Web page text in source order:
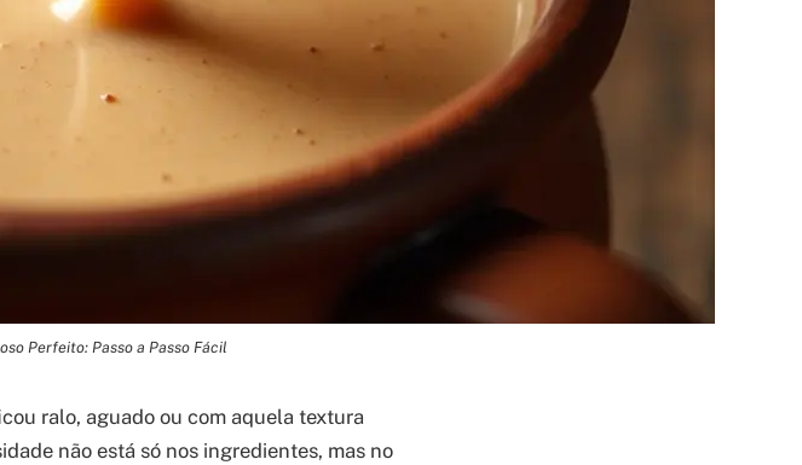
Perfeito: Passo a Passo Fácil
ralo, aguado ou com aquela textura
não está só nos ingredientes, mas no